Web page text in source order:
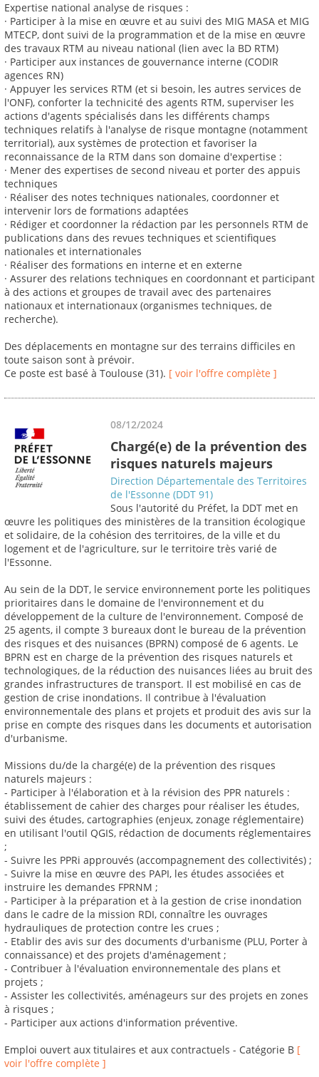
Expertise national analyse de risques :
· Participer à la mise en œuvre et au suivi des MIG MASA et MIG
MTECP, dont suivi de la programmation et de la mise en œuvre
des travaux RTM au niveau national (lien avec la BD RTM)
· Participer aux instances de gouvernance interne (CODIR
agences RN)
· Appuyer les services RTM (et si besoin, les autres services de
l'ONF), conforter la technicité des agents RTM, superviser les
actions d'agents spécialisés dans les différents champs
techniques relatifs à l'analyse de risque montagne (notamment
territorial), aux systèmes de protection et favoriser la
reconnaissance de la RTM dans son domaine d'expertise :
· Mener des expertises de second niveau et porter des appuis
techniques
· Réaliser des notes techniques nationales, coordonner et
intervenir lors de formations adaptées
· Rédiger et coordonner la rédaction par les personnels RTM de
publications dans des revues techniques et scientifiques
nationales et internationales
· Réaliser des formations en interne et en externe
· Assurer des relations techniques en coordonnant et participant
à des actions et groupes de travail avec des partenaires
nationaux et internationaux (organismes techniques, de
recherche).
Des déplacements en montagne sur des terrains difficiles en
toute saison sont à prévoir.
Ce poste est basé à Toulouse (31). [ voir l'offre complète ]
08/12/2024
Chargé(e) de la prévention des
risques naturels majeurs
Direction Départementale des Territoires
de l'Essonne (DDT 91)
Sous l'autorité du Préfet, la DDT met en
œuvre les politiques des ministères de la transition écologique
et solidaire, de la cohésion des territoires, de la ville et du
logement et de l'agriculture, sur le territoire très varié de
l'Essonne.
Au sein de la DDT, le service environnement porte les politiques
prioritaires dans le domaine de l'environnement et du
développement de la culture de l'environnement. Composé de
25 agents, il compte 3 bureaux dont le bureau de la prévention
des risques et des nuisances (BPRN) composé de 6 agents. Le
BPRN est en charge de la prévention des risques naturels et
technologiques, de la réduction des nuisances liées au bruit des
grandes infrastructures de transport. Il est mobilisé en cas de
gestion de crise inondations. Il contribue à l'évaluation
environnementale des plans et projets et produit des avis sur la
prise en compte des risques dans les documents et autorisation
d'urbanisme.
Missions du/de la chargé(e) de la prévention des risques
naturels majeurs :
- Participer à l'élaboration et à la révision des PPR naturels :
établissement de cahier des charges pour réaliser les études,
suivi des études, cartographies (enjeux, zonage réglementaire)
en utilisant l'outil QGIS, rédaction de documents réglementaires
;
- Suivre les PPRi approuvés (accompagnement des collectivités) ;
- Suivre la mise en œuvre des PAPI, les études associées et
instruire les demandes FPRNM ;
- Participer à la préparation et à la gestion de crise inondation
dans le cadre de la mission RDI, connaître les ouvrages
hydrauliques de protection contre les crues ;
- Etablir des avis sur des documents d'urbanisme (PLU, Porter à
connaissance) et des projets d'aménagement ;
- Contribuer à l'évaluation environnementale des plans et
projets ;
- Assister les collectivités, aménageurs sur des projets en zones
à risques ;
- Participer aux actions d'information préventive.
Emploi ouvert aux titulaires et aux contractuels - Catégorie B [
voir l'offre complète ]